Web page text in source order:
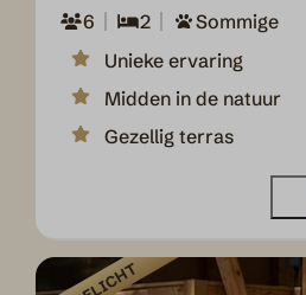
6
2
Sommige
Unieke ervaring
Midden in de natuur
Gezellig terras